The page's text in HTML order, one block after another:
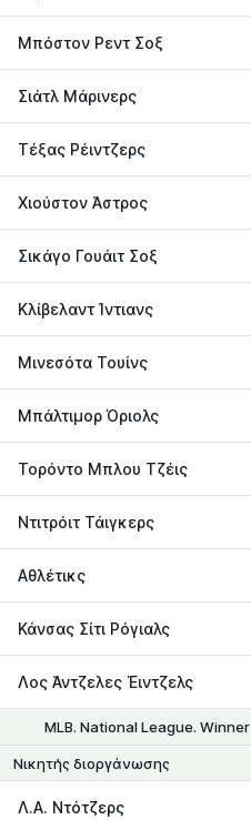
Μπόστον Ρεντ Σοξ
Σιάτλ Μάρινερς
Τέξας Ρέιντζερς
Χιούστον Άστρος
Σικάγο Γουάιτ Σοξ
Κλίβελαντ Ίντιανς
Μινεσότα Τουίνς
Μπάλτιμορ Όριολς
Τορόντο Μπλου Τζέις
Ντιτρόιτ Τάιγκερς
Αθλέτικς
Κάνσας Σίτι Ρόγιαλς
Λος Άντζελες Έιντζελς
MLB. National League. Winner
Νικητής διοργάνωσης
Λ.Α. Ντότζερς